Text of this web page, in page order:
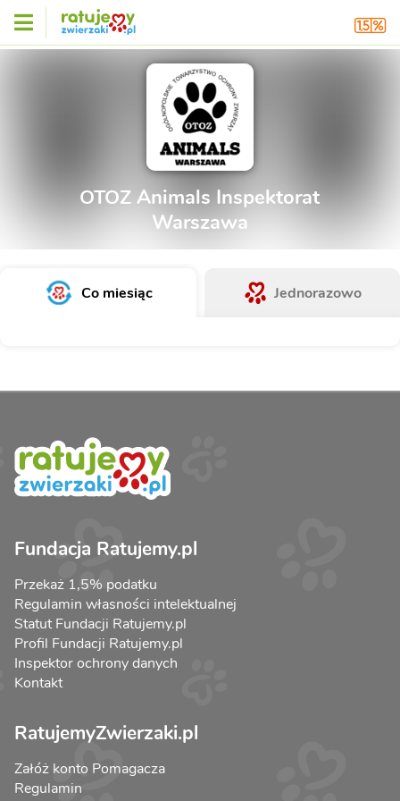
OTOZ Animals Inspektorat
Warszawa
Co miesiąc Jednorazowo
Fundacja Ratujemy.pl
Przekaż 1,5% podatku
Regulamin własności intelektualnej
Statut Fundacji Ratujemy.pl
Profil Fundacji Ratujemy.pl
Inspektor ochrony danych
Kontakt
RatujemyZwierzaki.pl
Załóż konto Pomagacza
Regulamin